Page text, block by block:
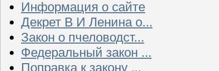
Информация о сайте
Декрет В И Ленина о...
Закон о пчеловодст...
Федеральный закон ...
Поправка к закону ...